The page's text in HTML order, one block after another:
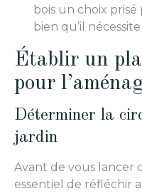
bois un choix
bien qu’il
Établir un
pour
Déterminer la
jardin
Avant de vous lancer
essentiel de réfléchir